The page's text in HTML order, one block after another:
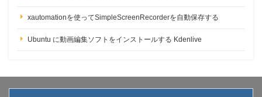
xautomationを使ってSimpleScreenRecorderを自動保存する
Ubuntu に動画編集ソフトをインストールする Kdenlive